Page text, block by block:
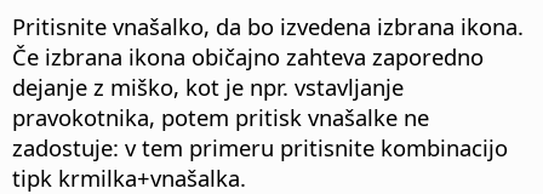
Pritisnite vnašalko, da bo izvedena izbrana ikona.
Če izbrana ikona običajno zahteva zaporedno
dejanje z miško, kot je npr. vstavljanje
pravokotnika, potem pritisk vnašalke ne
zadostuje: v tem primeru pritisnite kombinacijo
tipk krmilka+vnašalka.